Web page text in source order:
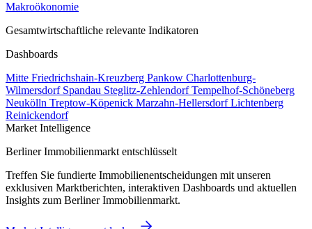
Makroökonomie
Gesamtwirtschaftliche relevante Indikatoren
Dashboards
Mitte Friedrichshain-Kreuzberg Pankow Charlottenburg-
Wilmersdorf Spandau Steglitz-ZehlendorfTempelhof-Schöneberg
Neukölln Treptow-Köpenick Marzahn-HellersdorfLichtenberg
Reinickendorf
Market Intelligence
Berliner Immobilienmarkt entschlüsselt
Treffen Sie fundierte Immobilienentscheidungen mit unseren
exklusiven Marktberichten, interaktiven Dashboards und aktuellen
Insights zum Berliner Immobilienmarkt.